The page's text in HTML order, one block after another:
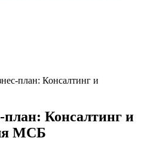
план: Консалтинг и
Консалтинг и
МСБ